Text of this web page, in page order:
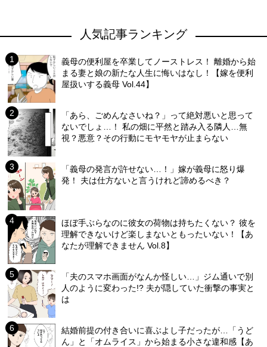
人気記事ランキング
義母の便利屋を卒業してノーストレス！ 離婚から始
まる妻と娘の新たな人生に悔いはなし！【嫁を便利
屋扱いする義母 Vol.44】
「あら、ごめんなさいね？」って絶対悪いと思って
ないでしょ…！ 私の畑に平然と踏み入る隣人…無
視？悪意？その行動にモヤモヤが止まらない
「義母の発言が許せない…！」嫁が義母に怒り爆
発！ 夫は仕方ないと言うけれど諦めるべき？
ほぼ手ぶらなのに彼女の荷物は持ちたくない？ 彼を
理解できないけど楽しまないともったいない！【あ
なたが理解できません Vol.8】
「夫のスマホ画面がなんか怪しい…」ジム通いで別
人のように変わった!? 夫が隠していた衝撃の事実と
は
結婚前提の付き合いに喜ぶよし子だったが…「うど
ん」と「オムライス」から始まる小さな違和感【あ